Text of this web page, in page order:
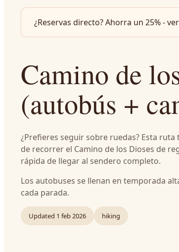
¿Reservas directo? Ahorra un 25% -
Camino de
(autobús +
¿Prefieres seguir sobre ruedas? Esta
de recorrer el Camino de los Dioses de
rápida de llegar al sendero completo.
Los autobuses se llenan en temporada
cada parada.
Updated 1 feb 2026 hiking